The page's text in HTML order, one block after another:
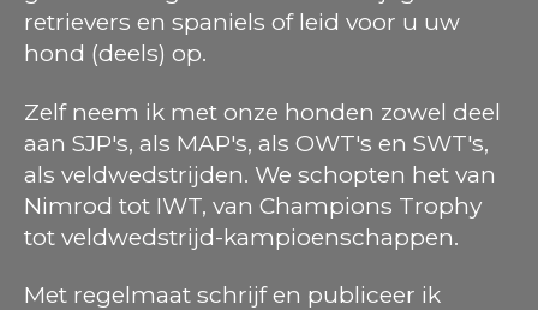
retrievers en spaniels of leid voor u uw
hond (deels) op.
Zelf neem ik met onze honden zowel deel
aan SJP's, als MAP's, als OWT's en SWT's,
als veldwedstrijden. We schopten het van
Nimrod tot IWT, van Champions Trophy
tot veldwedstrijd-kampioenschappen.
Met regelmaat schrijf en publiceer ik